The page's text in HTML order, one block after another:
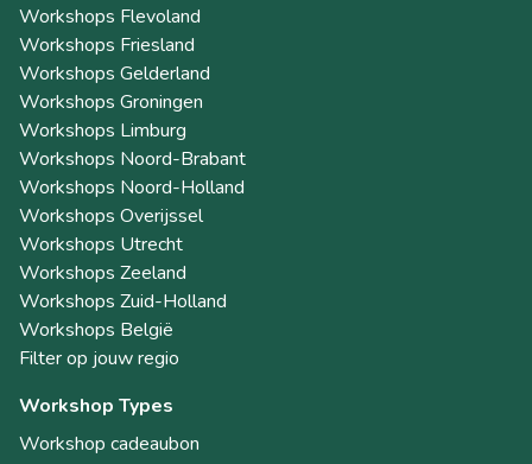
Workshops Flevoland
Workshops Friesland
Workshops Gelderland
Workshops Groningen
Workshops Limburg
Workshops Noord-Brabant
Workshops Noord-Holland
Workshops Overijssel
Workshops Utrecht
Workshops Zeeland
Workshops Zuid-Holland
Workshops België
Filter op jouw regio
Workshop Types
Workshop cadeaubon